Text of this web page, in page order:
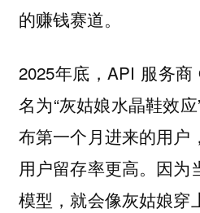
的赚钱赛道。
2025年底，API 服务商
名为“灰姑娘水晶鞋效
布第一个月进来的用户
用户留存率更高。因为
模型，就会像灰姑娘穿